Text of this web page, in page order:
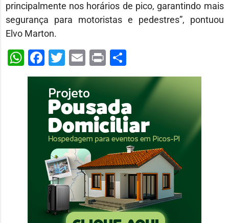
principalmente nos horários de pico, garantindo mais
segurança para motoristas e pedestres”, pontuou
Elvo Marton.
WhatsApp
Facebook
Twitter
EmailPrint